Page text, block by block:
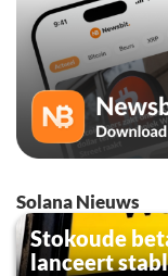
Solana Nieuws
Stokoude
lanceert